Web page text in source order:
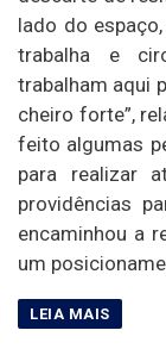
lado do
trabalha e
trabalham aqui
cheiro forte”,
feito algumas
para realizar
providências
encaminhou a
um